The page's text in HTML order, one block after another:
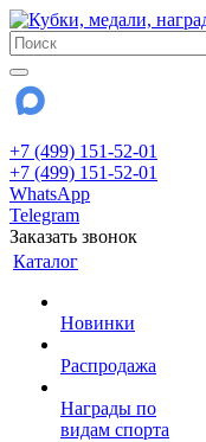
+7 (499) 151-52-01
+7 (499) 151-52-01
WhatsApp
Telegram
Заказать звонок
Каталог
Новинки
Распродажа
Награды по
видам спорта